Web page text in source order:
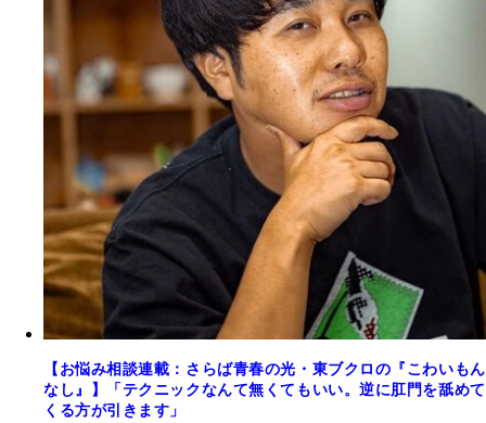
【お悩み相談連載：さらば青春の光・東ブクロの『こわいもん
なし』】「テクニックなんて無くてもいい。逆に肛門を舐めて
くる方が引きます」